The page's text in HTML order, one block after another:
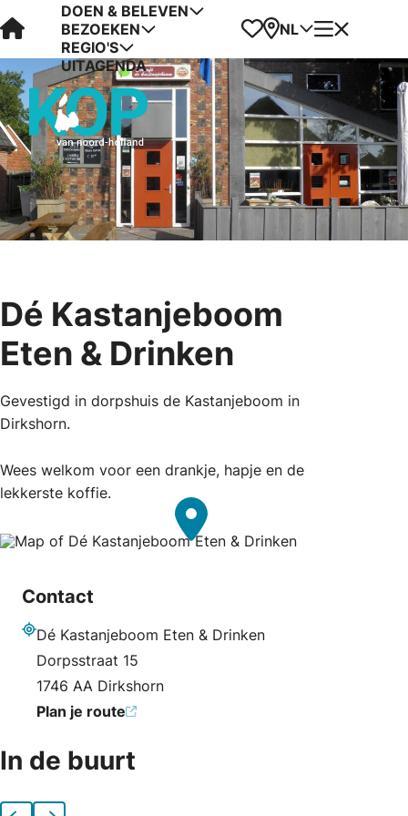
Visit Kop van Holland
DOEN & BELEVEN
BEZOEKEN
REGIO'S
UITAGENDA
Favorieten
Kaart
NL Menu
Dé Kastanjeboom
Eten & Drinken
Gevestigd in dorpshuis de Kastanjeboom in
Dirkshorn.
Wees welkom voor een drankje, hapje en de
lekkerste koffie.
Contact
Dé Kastanjeboom Eten & Drinken
Dorpsstraat 15
1746 AA Dirkshorn
Plan je route
In de buurt